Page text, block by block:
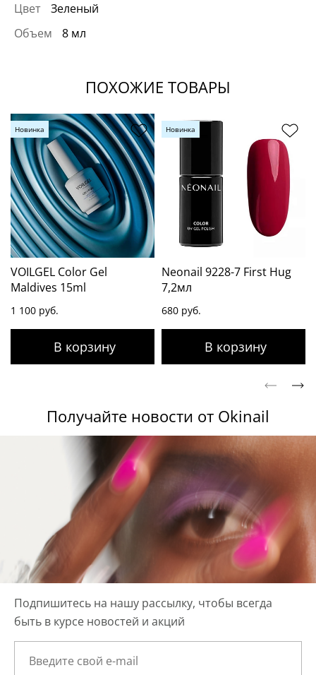
Цвет
Зеленый
Объем
8 мл
ПОХОЖИЕ ТОВАРЫ
Новинка
VOILGEL Color Gel
Maldives 15ml
1 100 руб.
Новинка
Neonail 9228-7 First Hug
7,2мл
680 руб.
Получайте новости от Okinail
Подпишитесь на нашу рассылку, чтобы всегда
быть в курсе новостей и акций